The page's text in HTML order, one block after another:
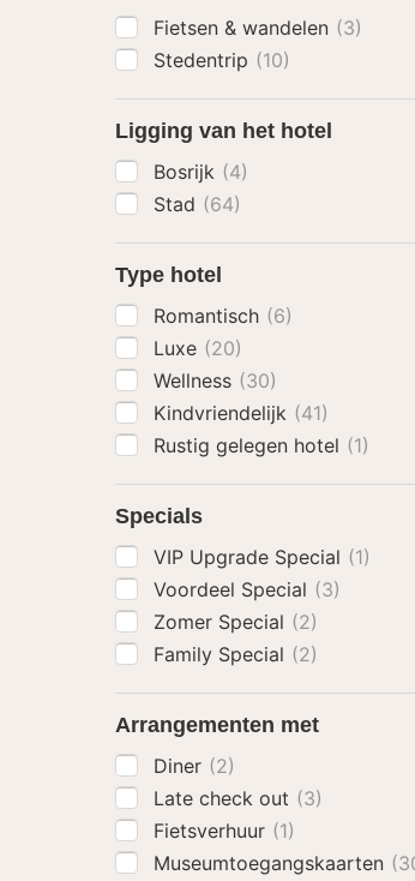
Fietsen & wandelen (3)
Stedentrip (10)
Ligging van het hotel
Bosrijk (4)
Stad (64)
Type hotel
Romantisch (6)
Luxe (20)
Wellness (30)
Kindvriendelijk (41)
Rustig gelegen hotel (1)
Specials
VIP Upgrade Special (1)
Voordeel Special (3)
Zomer Special (2)
Family Special (2)
Arrangementen met
Diner (2)
Late check out (3)
Fietsverhuur (1)
Museumtoegangskaarten